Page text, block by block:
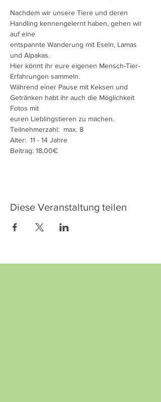
Nachdem wir unsere Tiere und deren
Handling kennengelernt haben, gehen wir
auf eine
entspannte Wanderung mit Eseln, Lamas
und Alpakas.
Hier könnt ihr eure eigenen Mensch-Tier-
Erfahrungen sammeln.
Während einer Pause mit Keksen und
Getränken habt ihr auch die Möglichkeit
Fotos mit
euren Lieblingstieren zu machen.
Teilnehmerzahl:  max. 8
Alter:  11 - 14 Jahre
Beitrag: 18,00€
Diese Veranstaltung teilen